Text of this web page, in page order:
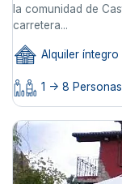
la comunidad de
carretera...
Alquiler íntegro
1 -> 8 Personas